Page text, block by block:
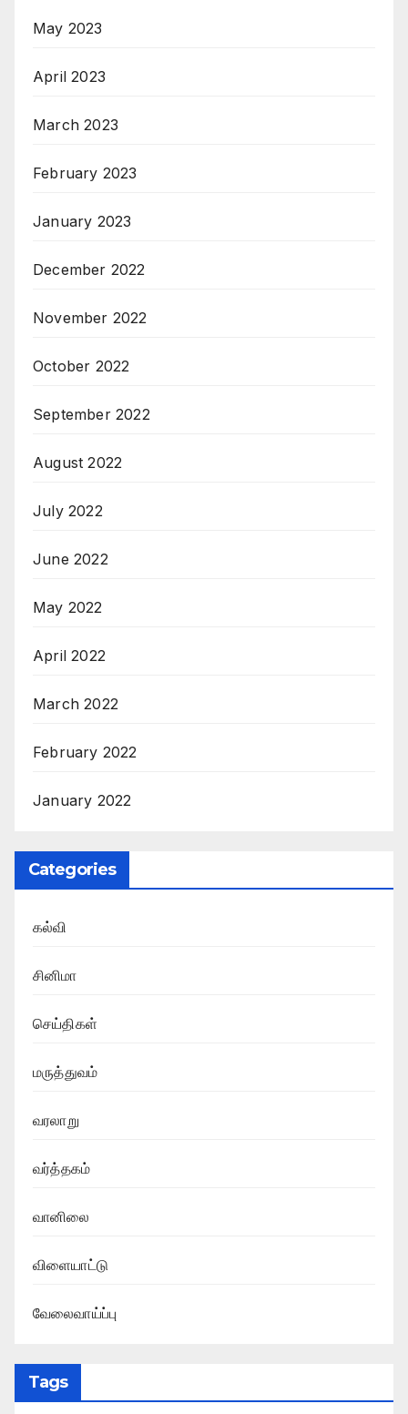
May 2023
April 2023
March 2023
February 2023
January 2023
December 2022
November 2022
October 2022
September 2022
August 2022
July 2022
June 2022
May 2022
April 2022
March 2022
February 2022
January 2022
Categories
கல்வி
சினிமா
செய்திகள்
மருத்துவம்
வரலாறு
வர்த்தகம்
வானிலை
விளையாட்டு
வேலைவாய்ப்பு
Tags